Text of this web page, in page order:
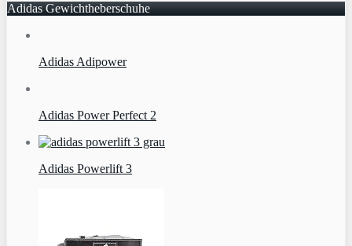
Adidas Gewichtheberschuhe
Adidas Adipower
Adidas Power Perfect 2
Adidas Powerlift 3